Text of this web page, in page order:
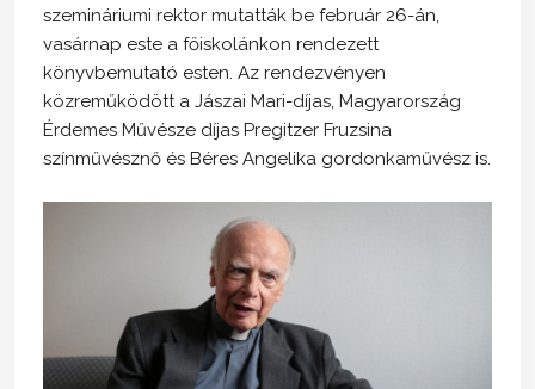
szemináriumi rektor mutatták be február 26-án,
vasárnap este a főiskolánkon rendezett
könyvbemutató esten. Az rendezvényen
közreműködött a Jászai Mari-díjas, Magyarország
Érdemes Művésze díjas Pregitzer Fruzsina
színművésznő és Béres Angelika gordonkaművész is.